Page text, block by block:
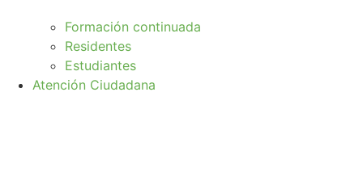
Formación continuada
Residentes
Estudiantes
Atención Ciudadana